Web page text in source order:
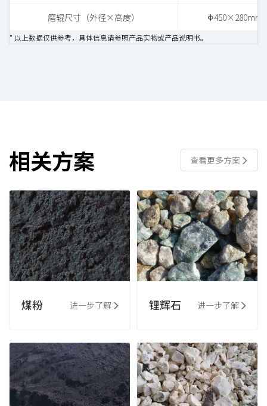
磨辊尺寸（外径×高度） Φ450×280mm
* 以上数据仅供参考，具体信息请参照产品实物或产品说明书。
相关方案 查看更多方案
煤粉 进一步了解 锂辉石 进一步了解